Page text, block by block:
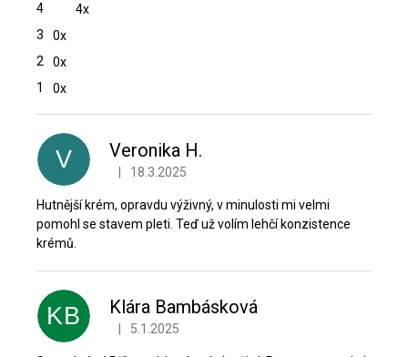
4
4x
3
0x
2
0x
1
0x
p
i
h
o
d
n
c
e
V Veronika H.
Hodnocení produktu je 5 z 5 hvězdiček.
18.3.2025
Hutnější krém, opravdu výživný, v minulosti mi velmi
pomohl se stavem pleti. Teď už volím lehčí konzistence
krémů.
KB Klára Bambásková
Hodnocení produktu je 5 z 5 hvězdiček.
5.1.2025